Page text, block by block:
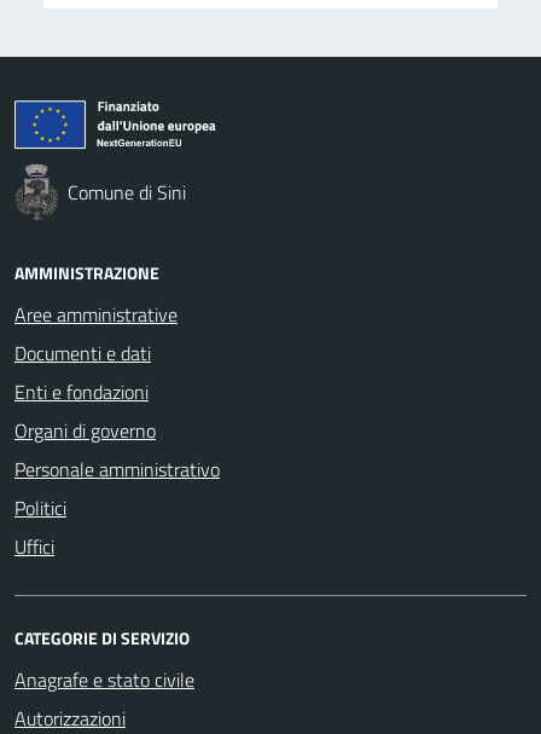
Comune di Sini
AMMINISTRAZIONE
Aree amministrative
Documenti e dati
Enti e fondazioni
Organi di governo
Personale amministrativo
Politici
Uffici
CATEGORIE DI SERVIZIO
Anagrafe e stato civile
Autorizzazioni